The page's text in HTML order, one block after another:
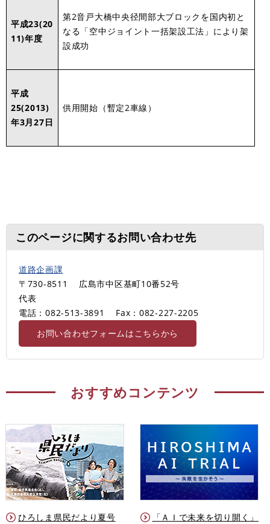
平成23(20
11)年度
第2音戸大橋中央径間部大ブロックを国内初と
なる「空中ジョイント一括架設工法」により架
設成功
平成
25(2013)
年3月27日
供用開始（暫定2車線）
このページに関するお問い合わせ先
道路企画課
〒730-8511
広島市中区基町10番52号
代表
電話：082-513-3891
Fax：082-227-2205
お問い合わせフォームはこちらから
おすすめコンテンツ
ひろしま県民だより夏号
「ＡＩで未来を切り開く」